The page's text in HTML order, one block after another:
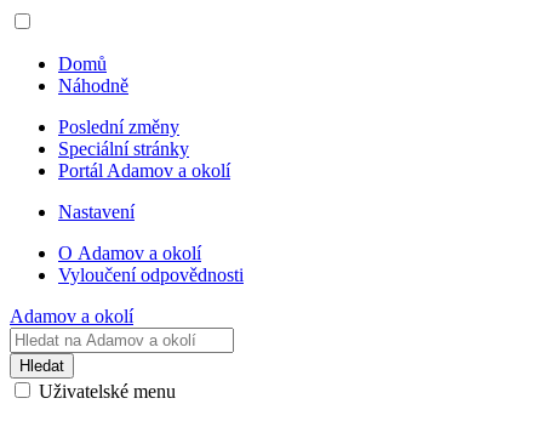
Domů
Náhodně
Poslední změny
Speciální stránky
Portál Adamov a okolí
Nastavení
O Adamov a okolí
Vyloučení odpovědnosti
Adamov a okolí
Hledat
Uživatelské menu